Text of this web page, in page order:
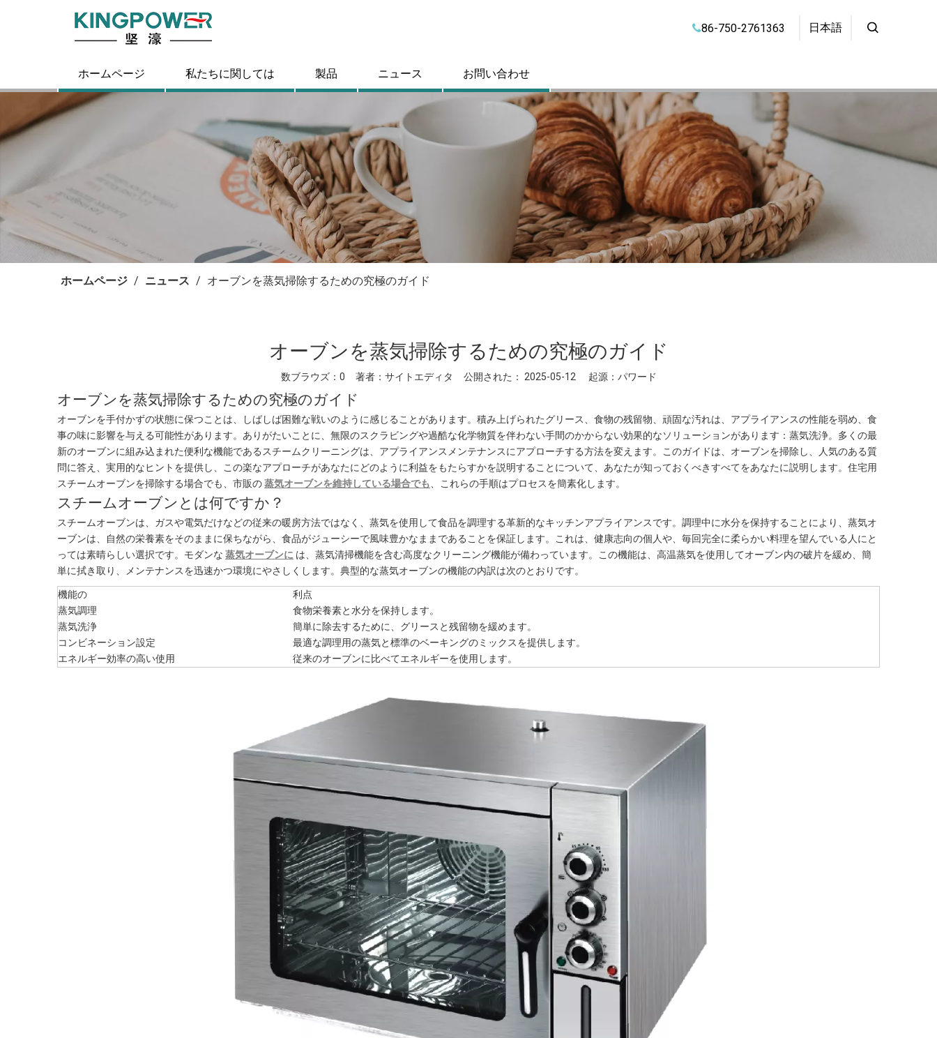
86-750-2761363 日本語
ホームページ 私たちに関しては 製品 ニュース お問い合わせ
ホームページ / ニュース / オーブンを蒸気掃除するための究極のガイド
オーブンを蒸気掃除するための究極のガイド
数ブラウズ： 0 著者：サイトエディタ 公開された： 2025-05-12 起源： パワード
オーブンを蒸気掃除するための究極のガイド
オーブンを手付かずの状態に保つことは、しばしば困難な戦いのように感じることがあります。積み上げられたグリース、食物の残留物、頑固な汚れは、アプライアンスの性能を弱め、食
事の味に影響を与える可能性があります。ありがたいことに、無限のスクラビングや過酷な化学物質を伴わない手間のかからない効果的なソリューションがあります：蒸気洗浄。多くの最
新のオーブンに組み込まれた便利な機能であるスチームクリーニングは、アプライアンスメンテナンスにアプローチする方法を変えます。このガイドは、オーブンを掃除し、人気のある質
問に答え、実用的なヒントを提供し、この楽なアプローチがあなたにどのように利益をもたらすかを説明することについて、あなたが知っておくべきすべてをあなたに説明します。住宅用
スチームオーブンを掃除する場合でも、市販の蒸気オーブンを維持している場合でも 、これらの手順はプロセスを簡素化します。
スチームオーブンとは何ですか？
スチームオーブンは、ガスや電気だけなどの従来の暖房方法ではなく、蒸気を使用して食品を調理する革新的なキッチンアプライアンスです。調理中に水分を保持することにより、蒸気オ
ーブンは、自然の栄養素をそのままに保ちながら、食品がジューシーで風味豊かなままであることを保証します。これは、健康志向の個人や、毎回完全に柔らかい料理を望んでいる人にと
っては素晴らしい選択です。モダンな 蒸気オーブンに は、蒸気清掃機能を含む高度なクリーニング機能が備わっています。この機能は、高温蒸気を使用してオーブン内の破片を緩め、簡
単に拭き取り、メンテナンスを迅速かつ環境にやさしくします。典型的な蒸気オーブンの機能の内訳は次のとおりです。
機能の
利点
蒸気調理
食物栄養素と水分を保持します。
蒸気洗浄
簡単に除去するために、グリースと残留物を緩めます。
コンビネーション設定
最適な調理用の蒸気と標準のベーキングのミックスを提供します。
エネルギー効率の高い使用
従来のオーブンに比べてエネルギーを使用します。